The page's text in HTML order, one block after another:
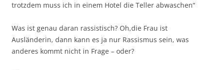
trotzdem muss ich in einem Hotel die Teller abwaschen“
Was ist genau daran rassistisch? Oh,die Frau ist
Ausländerin, dann kann es ja nur Rassismus sein, was
anderes kommt nicht in Frage – oder?